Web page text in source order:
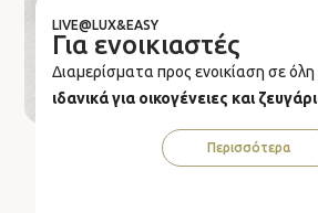
LIVE@LUX&EASY
Για ενοικιαστές
Διαμερίσματα προς ενοικίαση σε όλη
ιδανικά για οικογένειες και
Περισσότερα